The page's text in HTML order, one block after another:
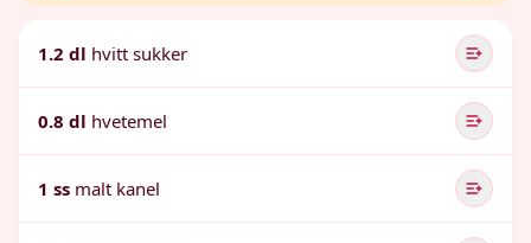
1.2 dl hvitt sukker
0.8 dl hvetemel
1 ss malt kanel